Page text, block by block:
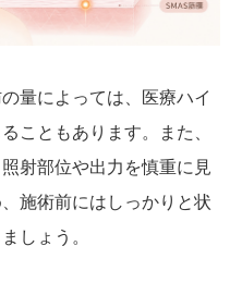
量によっては、医療ハイ
こともあります。また、
射部位や出力を慎重に見
施術前にはしっかりと状
しょう。